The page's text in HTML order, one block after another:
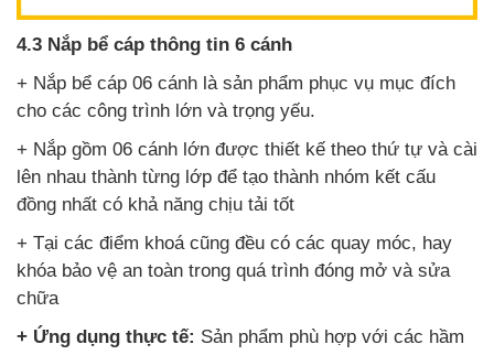
4.3 Nắp bể cáp thông tin 6 cánh
+ Nắp bể cáp 06 cánh là sản phẩm phục vụ mục đích
cho các công trình lớn và trọng yếu.
+ Nắp gồm 06 cánh lớn được thiết kế theo thứ tự và cài
lên nhau thành từng lớp để tạo thành nhóm kết cấu
đồng nhất có khả năng chịu tải tốt
+ Tại các điểm khoá cũng đều có các quay móc, hay
khóa bảo vệ an toàn trong quá trình đóng mở và sửa
chữa
+ Ứng dụng thực tế: Sản phẩm phù hợp với các hầm